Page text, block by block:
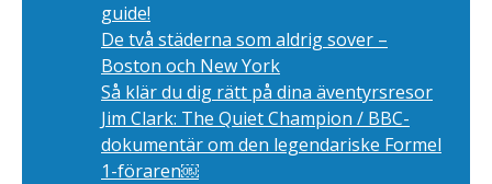
guide!
De två städerna som aldrig sover –
Boston och New York
Så klär du dig rätt på dina äventyrsresor
Jim Clark: The Quiet Champion / BBC-
dokumentär om den legendariske Formel
1-föraren￼